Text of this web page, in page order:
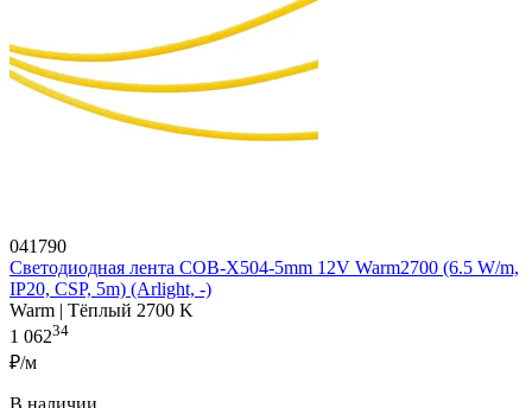
041790
Светодиодная лента COB-X504-5mm 12V Warm2700 (6.5 W/m,
IP20, CSP, 5m) (Arlight, -)
Warm | Тёплый 2700 K
1 06234
₽/м
В наличии